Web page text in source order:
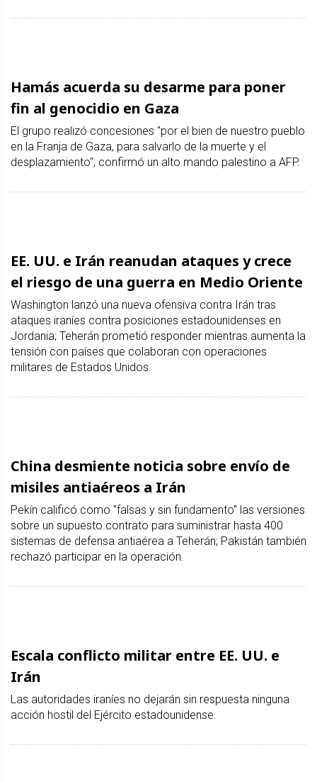
Hamás acuerda su desarme para poner
fin al genocidio en Gaza
El grupo realizó concesiones "por el bien de nuestro pueblo
en la Franja de Gaza, para salvarlo de la muerte y el
desplazamiento"; confirmó un alto mando palestino a AFP.
EE. UU. e Irán reanudan ataques y crece
el riesgo de una guerra en Medio Oriente
Washington lanzó una nueva ofensiva contra Irán tras
ataques iraníes contra posiciones estadounidenses en
Jordania; Teherán prometió responder mientras aumenta la
tensión con países que colaboran con operaciones
militares de Estados Unidos.
China desmiente noticia sobre envío de
misiles antiaéreos a Irán
Pekín calificó como "falsas y sin fundamento" las versiones
sobre un supuesto contrato para suministrar hasta 400
sistemas de defensa antiaérea a Teherán; Pakistán también
rechazó participar en la operación.
Escala conflicto militar entre EE. UU. e
Irán
Las autoridades iraníes no dejarán sin respuesta ninguna
acción hostil del Ejército estadounidense.